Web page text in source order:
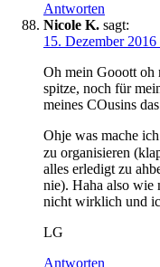
Antworten
Nicole K. sagt:
15. Dezember
Oh mein Gooott oh
spitze, noch für
meines COusins
Ohje was mache
zu organisieren
alles erledigt zu
nie). Haha also wie
nicht wirklich und
LG
Antworten